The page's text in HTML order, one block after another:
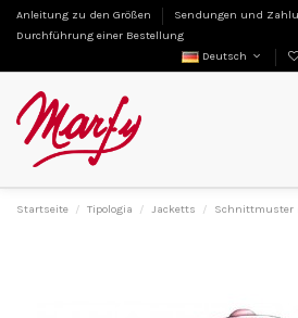
Anleitung zu den Größen
Sendungen und
Durchführung einer Bestellung
Deutsch
Startseite Tipologia Jacketts Schnittmuster